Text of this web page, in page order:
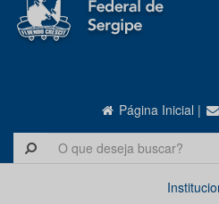
Página Inicial |